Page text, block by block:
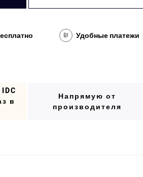
Удобные платежи
в
Напрямую от
производителя